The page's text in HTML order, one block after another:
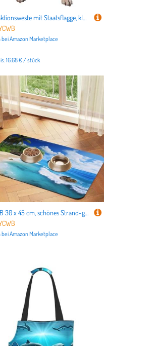
Iowa Traktionsweste mit Staatsflagge, klein, bedruckt, ideal für Spaziergänge mit dem Hund, Wandern, tägliche Reisen
beiAmazon Marketplace
16.68 € / stück
WZYCWB 30 x 45 cm, schönes Strand-gemustertes Haustier-Tischset, Futtermatte – für Katzen- und Hundefutter-Matten, faltbar und einfach zu verstauen
beiAmazon Marketplace